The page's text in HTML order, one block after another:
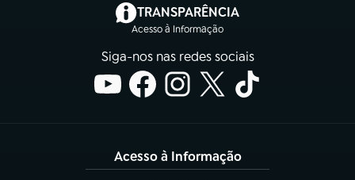
TRANSPARÊNCIA
Acesso à Informação
(abre em nova aba)
Siga-nos nas redes sociais
Acesso à Informação